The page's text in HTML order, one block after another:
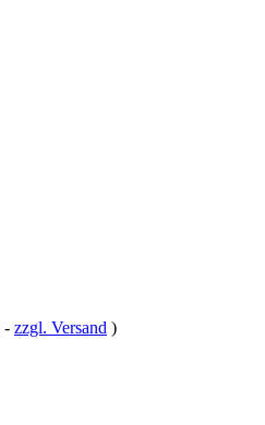
- zzgl. Versand )